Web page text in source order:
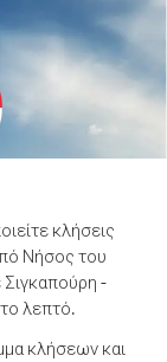
κλήσεις
Νήσος του
-
λεπτό.
κλήσεων και